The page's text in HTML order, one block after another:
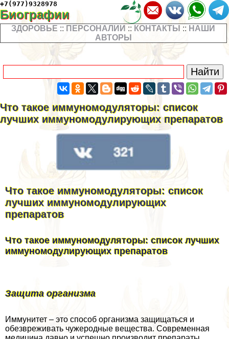
+7(977)9328978
Биографии
ЗДОРОВЬЕ :: ПЕРСОНАЛИИ :: КОНТАКТЫ :: НАШИ
АВТОРЫ
Что такое иммуномодуляторы: список
лучших иммуномодулирующих препаратов
Что такое иммуномодуляторы: список
лучших иммуномодулирующих
препаратов
Что такое иммуномодуляторы: список лучших
иммуномодулирующих препаратов
Защита организма
Иммунитет – это способ организма защищаться и
обезвреживать чужеродные вещества. Современная